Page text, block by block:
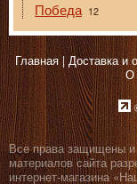
Победа 12
Главная Доставка и
О
Все права защищены и
материалов сайта
интернет-магазина